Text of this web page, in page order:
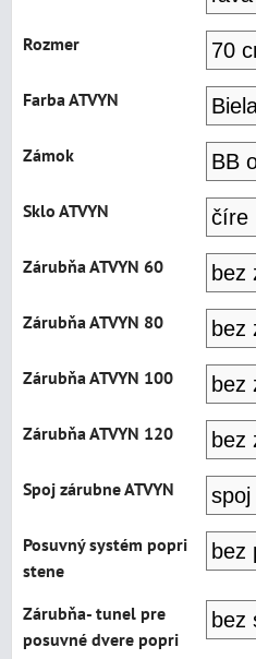
Rozmer
Farba ATVYN
Zámok
Sklo ATVYN
Zárubňa ATVYN 60
Zárubňa ATVYN 80
Zárubňa ATVYN 100
Zárubňa ATVYN 120
Spoj zárubne ATVYN
Posuvný systém popri
stene
Zárubňa- tunel pre
posuvné dvere popri